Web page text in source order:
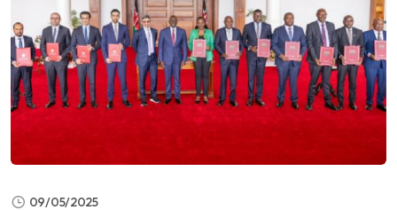
09/05/2025